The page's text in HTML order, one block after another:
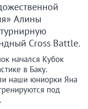
Алины
Cross Battle.
начался Кубок
в Баку.
наши юниорки Яна
под